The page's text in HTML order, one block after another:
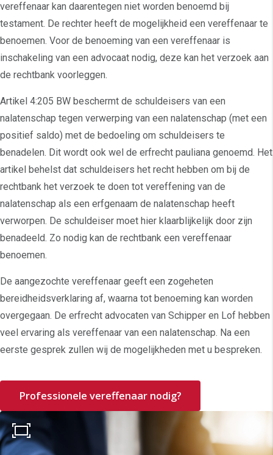
vereffenaar kan daarentegen niet worden benoemd bij
testament. De rechter heeft de mogelijkheid een vereffenaar te
benoemen. Voor de benoeming van een vereffenaar is
inschakeling van een advocaat nodig, deze kan het verzoek aan
de rechtbank voorleggen.
Artikel 4:205 BW beschermt de schuldeisers van een
nalatenschap tegen verwerping van een nalatenschap (met een
positief saldo) met de bedoeling om schuldeisers te
benadelen. Dit wordt ook wel de erfrecht pauliana genoemd. Het
artikel behelst dat schuldeisers het recht hebben om bij de
rechtbank het verzoek te doen tot vereffening van de
nalatenschap als een erfgenaam de nalatenschap heeft
verworpen. De schuldeiser moet hier klaarblijkelijk door zijn
benadeeld. Zo nodig kan de rechtbank een vereffenaar
benoemen.
De aangezochte vereffenaar geeft een zogeheten
bereidheidsverklaring af, waarna tot benoeming kan worden
overgegaan. De erfrecht advocaten van Schipper en Lof hebben
veel ervaring als vereffenaar van een nalatenschap. Na een
eerste gesprek zullen wij de mogelijkheden met u bespreken.
Professionele vereffenaar nodig?